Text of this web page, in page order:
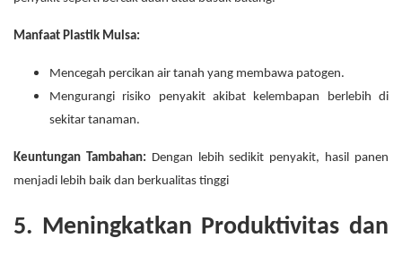
Manfaat Plastik Mulsa:
Mencegah percikan air tanah yang membawa patogen.
Mengurangi risiko penyakit akibat kelembapan berlebih di
sekitar tanaman.
Keuntungan Tambahan: Dengan lebih sedikit penyakit, hasil panen
menjadi lebih baik dan berkualitas tinggi
5. Meningkatkan Produktivitas dan